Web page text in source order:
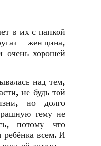
в их с папкой
женщина,
очень хорошей
над тем,
не будь той
но долго
тему не
потому что
ребёнка всем. И